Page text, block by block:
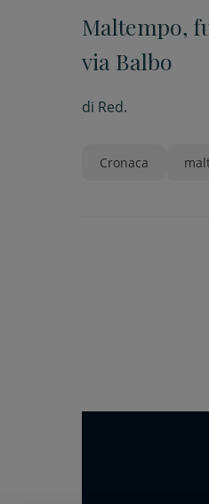
Maltempo,
via Balbo
di Red.
Cronaca